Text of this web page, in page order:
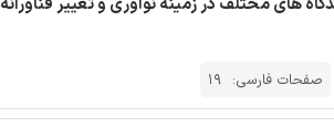
صفحات فارسی: 19